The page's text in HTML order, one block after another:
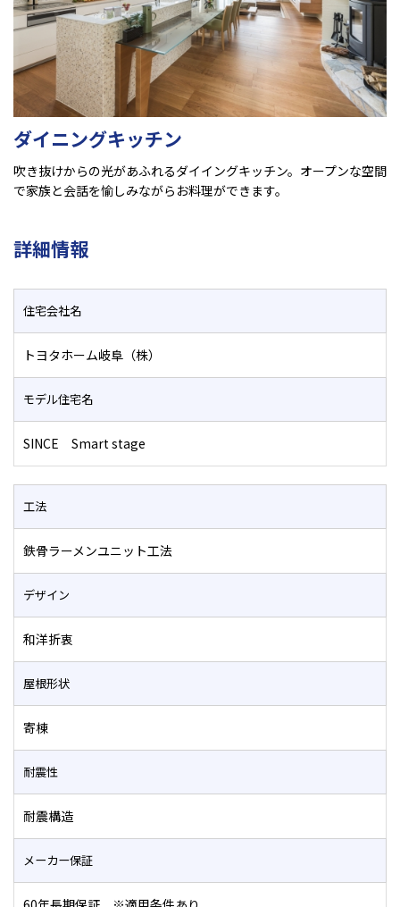
ダイニングキッチン
吹き抜けからの光があふれるダイイングキッチン。オープンな空間
で家族と会話を愉しみながらお料理ができます。
詳細情報
住宅会社名
トヨタホーム岐阜（株）
モデル住宅名
SINCE Smart stage
工法
鉄骨ラーメンユニット工法
デザイン
和洋折衷
屋根形状
寄棟
耐震性
耐震構造
メーカー保証